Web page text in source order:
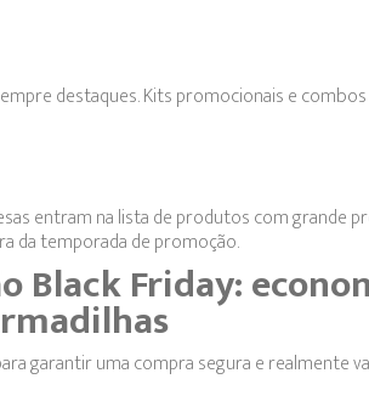
destaques. Kits promocionais e
entram na lista de produtos com grande
da temporada de promoção.
Black Friday:
garantir uma compra segura e realmente